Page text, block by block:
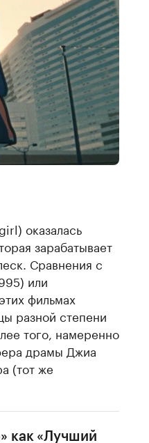
оказалась
зарабатывает
Сравнения с
или
фильмах
разной степени
того, намеренно
драмы Джиа
(тот же
как «Лучший